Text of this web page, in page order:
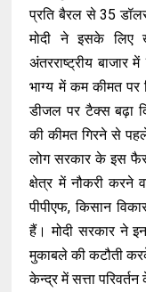
प्रति बैरल से 35
मोदी ने इसके लिए
अंतरराष्ट्रीय बाजार
भाग्य में कम कीमत पर
डीजल पर टैक्स बढ़ा
की कीमत गिरने से
लोग सरकार के इस
क्षेत्र में नौकरी करने
पीपीएफ, किसान
हैं। मोदी सरकार ने
मुकाबले की कटौती
केन्द्र में सत्ता